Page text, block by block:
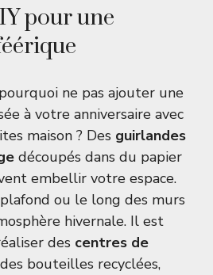
pour une
ne pas ajouter une
à votre anniversaire avec
maison ? Des guirlandes
découpés dans du papier
embellir votre espace.
ou le long des murs
hivernale. Il est
des centres de
bouteilles recyclées,